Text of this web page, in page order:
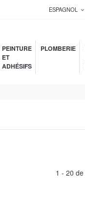
ESPAGNOL
PEINTURE
ET
ADHÉSIFS
PLOMBERIE
1 - 20 de